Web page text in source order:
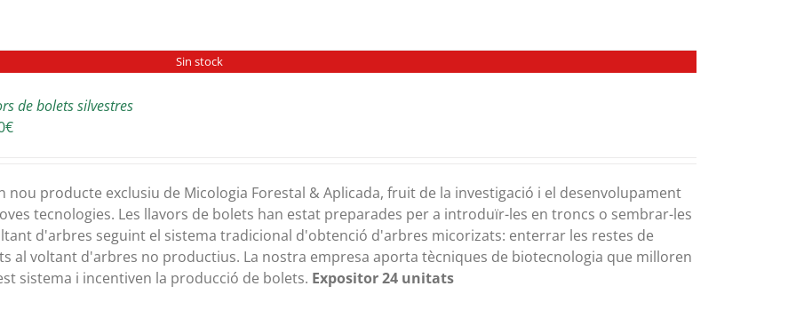
Sin stock
de bolets silvestres
€
nou producte exclusiu de Micologia Forestal & Aplicada, fruit de la investigació i el desenvolupament
tecnologies. Les llavors de bolets han estat preparades per a introduïr-les en troncs o sembrar-les
d'arbres seguint el sistema tradicional d'obtenció d'arbres micorizats: enterrar les restes de
al voltant d'arbres no productius. La nostra empresa aporta tècniques de biotecnologia que milloren
sistema i incentiven la producció de bolets. Expositor 24 unitats